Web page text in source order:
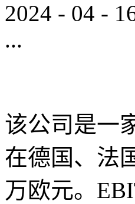
2024 - 04 -
...
该公司是一
在德国、法
万欧元。